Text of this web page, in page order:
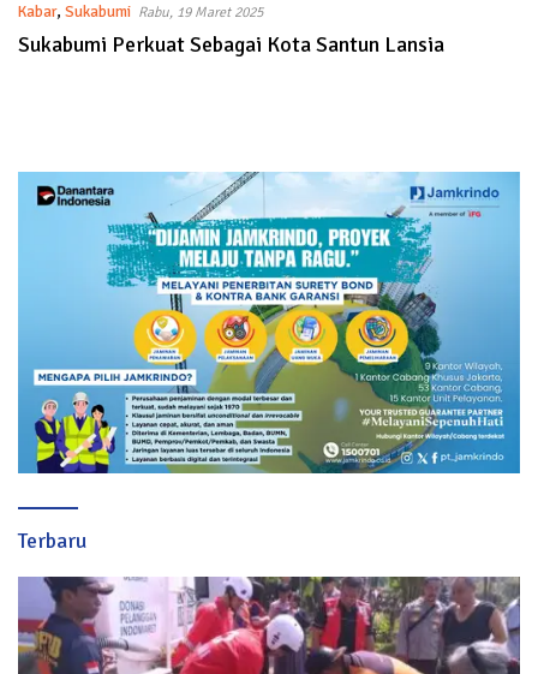
Kabar, Sukabumi Rabu, 19 Maret 2025
Sukabumi Perkuat Sebagai Kota Santun Lansia
Terbaru